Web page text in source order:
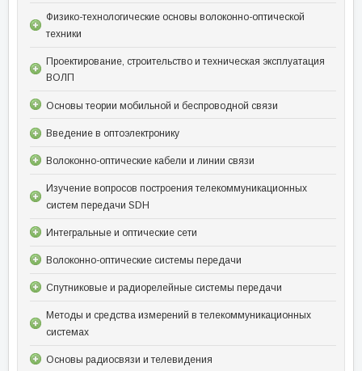
Физико-технологические основы волоконно-оптической
техники
Проектирование, строительство и техническая эксплуатация
ВОЛП
Основы теории мобильной и беспроводной связи
Введение в оптоэлектронику
Волоконно-оптические кабели и линии связи
Изучение вопросов построения телекоммуникационных
систем передачи SDH
Интегральные и оптические сети
Волоконно-оптические системы передачи
Спутниковые и радиорелейные системы передачи
Методы и средства измерений в телекоммуникационных
системах
Основы радиосвязи и телевидения